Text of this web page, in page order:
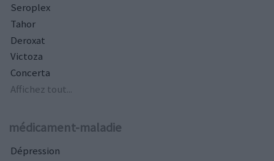
Seroplex
Tahor
Deroxat
Victoza
Concerta
Affichez tout...
médicament-maladie
Dépression